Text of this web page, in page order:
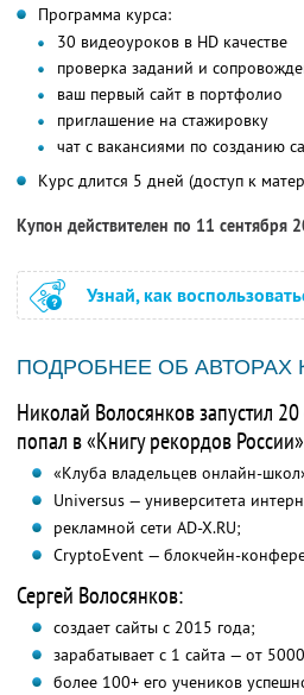
Программа курса:
30 видеоуроков в HD качестве
проверка заданий и
ваш первый сайт в портфолио
приглашение на стажировку
чат с вакансиями по созданию
Курс длится 5 дней (доступ к
Купон действителен по 11 сентября
Узнай, как
ПОДРОБНЕЕ ОБ АВТОРАХ
Николай Волосянков запустил
попал в «Книгу рекордов
«Клуба владельцев онлайн-
Universus — университета
рекламной сети AD-X.RU;
CryptoEvent — блокчейн-
Сергей Волосянков:
создает сайты с 2015 года;
зарабатывает с 1 сайта — от
более 100+ его учеников